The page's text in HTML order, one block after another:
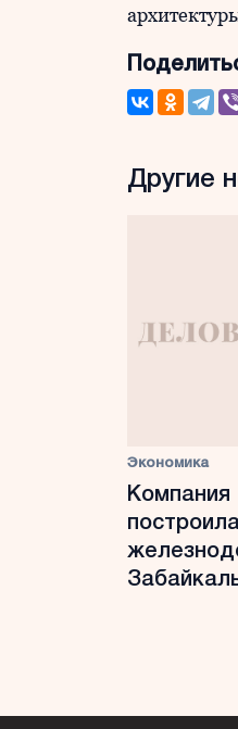
Другие
Экономика